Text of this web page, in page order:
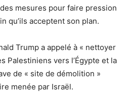
mesures pour faire pression
qu’ils acceptent son plan.
Trump a appelé à « nettoyer
Palestiniens vers l’Égypte et la
de « site de démolition »
menée par Israël.